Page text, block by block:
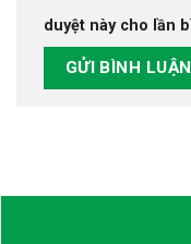
duyệt này cho lần